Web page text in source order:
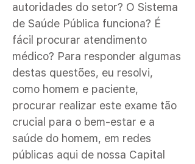
autoridades do setor? O Sistema
de Saúde Pública funciona? É
fácil procurar atendimento
médico? Para responder algumas
destas questões, eu resolvi,
como homem e paciente,
procurar realizar este exame tão
crucial para o bem-estar e a
saúde do homem, em redes
públicas aqui de nossa Capital